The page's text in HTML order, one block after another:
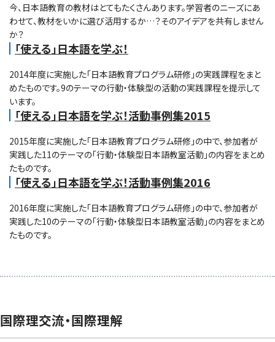
今、日本語教育の教材はとてもたくさんあります。学習者のニーズにあ
わせて、教材をいかに選び活用するか…？そのアイデアを共有しません
か？
「使える」日本語を学ぶ！
2014年度に実施した「日本語教育プログラム研修」の実践課程をまと
めたものです。9のテーマの行動・体験型の活動の実践課程を提示して
います。
「使える」日本語を学ぶ！活動事例集2015
2015年度に実施した「日本語教育プログラム研修」の中で、参加者が
実践した11のテーマの「行動・体験型日本語教室活動」の内容をまとめ
たものです。
「使える」日本語を学ぶ！活動事例集2016
2016年度に実施した「日本語教育プログラム研修」の中で、参加者が
実践した10のテーマの「行動・体験型日本語教室活動」の内容をまとめ
たものです。
国際理交流・国際理解